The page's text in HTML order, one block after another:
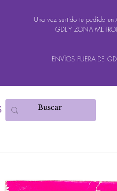
Una vez surtido tu pedido
GDL Y ZONA
ENVÍOS FUERA DE